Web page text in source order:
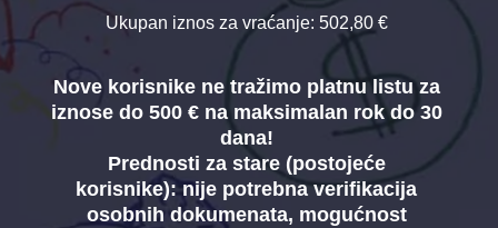
Ukupan iznos za vraćanje: 502,80 €
Nove korisnike ne tražimo platnu listu za
iznose do 500 € na maksimalan rok do 30
dana!
Prednosti za stare (postojeće
korisnike): nije potrebna verifikacija
osobnih dokumenata, mogućnost